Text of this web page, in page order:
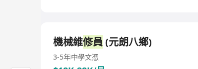
機械維修員(元朗八鄉)
3-5年中學文憑